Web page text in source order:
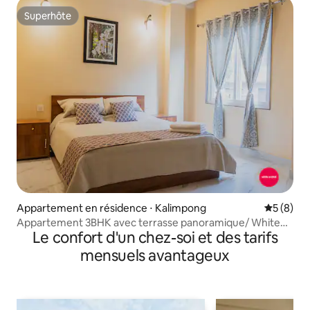
Superhôte
Superhôte
Appartement en résidence ⋅ Kalimpong
5 (8)
Appartement 3BHK avec terrasse panoramique/ White
Orchid
Le confort d'un chez-soi et des tarifs
mensuels avantageux